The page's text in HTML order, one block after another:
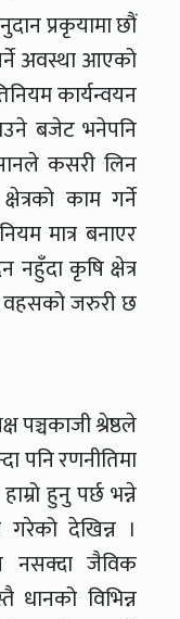
प्रकृयामा छौं
अवस्था आएको
कार्यन्वयन
बजेट भनेपनि
कसरी लिन
काम गर्ने
मात्र बनाएर
नहुँदा कृषि क्षेत्र
वहसको जरुरी छ
पञ्चकाजी श्रेष्ठले
पनि रणनीतिमा
हुनु पर्छ भन्ने
देखिन्न ।
नसक्दा जैविक
विभिन्न